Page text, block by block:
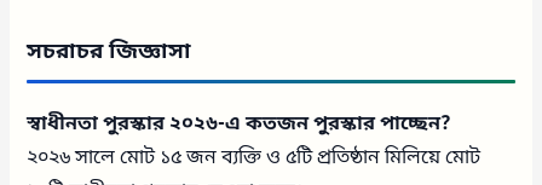
সচরাচর জিজ্ঞাসা
স্বাধীনতা পুরস্কার ২০২৬-এ কতজন পুরস্কার পাচ্ছেন?
২০২৬ সালে মোট ১৫ জন ব্যক্তি ও ৫টি প্রতিষ্ঠান মিলিয়ে মোট